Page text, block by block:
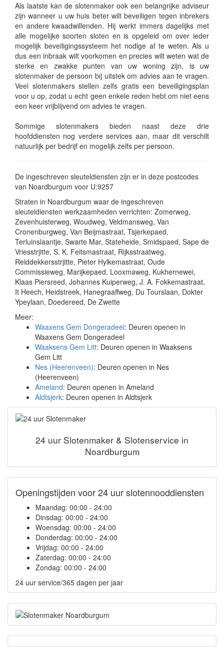
Als laatste kan de slotenmaker ook een belangrijke adviseur
zijn wanneer u uw huis beter wilt beveiligen tegen inbrekers
en andere kwaadwillenden. Hij werkt immers dagelijks met
alle mogelijke soorten sloten en is opgeleid om over ieder
mogelijk beveiligingssysteem het nodige af te weten. Als u
dus een inbraak wilt voorkomen en precies wilt weten wat de
sterke en zwakke punten van uw woning zijn, is uw
slotenmaker de persoon bij uitstek om advies aan te vragen.
Veel slotenmakers stellen zelfs gratis een beveiligingsplan
voor u op, zodat u echt geen enkele reden hebt om niet eens
een keer vrijblijvend om advies te vragen.
Sommige slotenmakers bieden naast deze drie
hoofddiensten nog verdere services aan, maar dit verschilt
natuurlijk per bedrijf en mogelijk zelfs per persoon.
De ingeschreven sleuteldiensten zijn er in deze postcodes
van Noardburgum voor U:9257
Straten in Noardburgum waar de ingeschreven
sleuteldiensten werkzaamheden verrichten: Zomerweg,
Zevenhuisterweg, Woudweg, Veldmansweg, Van
Cronenburgweg, Van Beijmastraat, Tsjerkepaed,
Terluinslaantje, Swarte Mar, Stateheide, Smidspaed, Sape de
Vriesstrjitte, S. K. Feitsmastraat, Rijksstraatweg,
Reiddekkersstrjitte, Pieter Hylkemastraat, Oude
Commissieweg, Marijkepaed, Looxmaweg, Kukhernewei,
Klaas Piersreed, Johannes Kuiperweg, J. A. Fokkemastraat,
It Heech, Heidstreek, Hanegraaffweg, Du Tourslaan, Dokter
Ypeylaan, Doedereed, De Zwette
Meer:
Waaxens Gem Dongeradeel: Deuren openen in
Waaxens Gem Dongeradeel
Waaksens Gem Litt: Deuren openen in Waaksens
Gem Litt
Nes (Heerenveen): Deuren openen in Nes
(Heerenveen)
Ameland: Deuren openen in Ameland
Aldtsjerk: Deuren openen in Aldtsjerk
24 uur Slotenmaker & Slotenservice in
Noardburgum
Openingstijden voor 24 uur slotennooddiensten
Maandag: 00:00 - 24:00
Dinsdag: 00:00 - 24:00
Woensdag: 00:00 - 24:00
Donderdag: 00:00 - 24:00
Vrijdag: 00:00 - 24:00
Zaterdag: 00:00 - 24:00
Zondag: 00:00 - 24:00
24 uur service/365 dagen per jaar